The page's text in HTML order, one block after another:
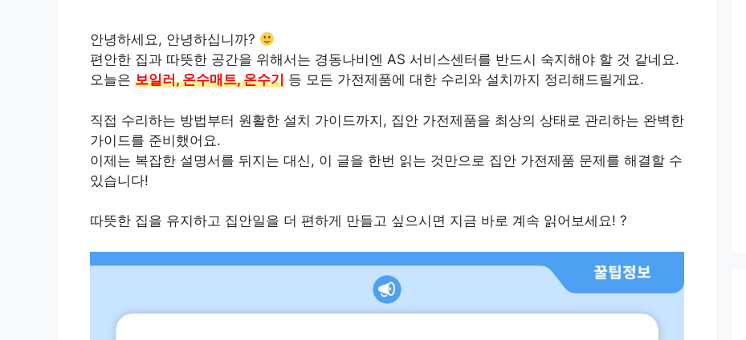
안녕하세요, 안녕하십니까?
편안한 집과 따뜻한 공간을 위해서는 경동나비엔 AS 서비스센터 를 반드시 숙지해야 할 것 같네요.
오늘은 보일러, 온수매트, 온수기 등 모든 가전제품에 대한 수리와 설치까지 정리해드릴게요.
직접 수리하는 방법부터 원활한 설치 가이드까지, 집안 가전제품을 최상의 상태로 관리하는 완벽한
가이드를 준비했어요.
이제는 복잡한 설명서를 뒤지는 대신, 이 글을 한번 읽는 것만으로 집안 가전제품 문제를 해결할 수
있습니다!
따뜻한 집을 유지하고 집안일을 더 편하게 만들고 싶으시면 지금 바로 계속 읽어보세요! ?